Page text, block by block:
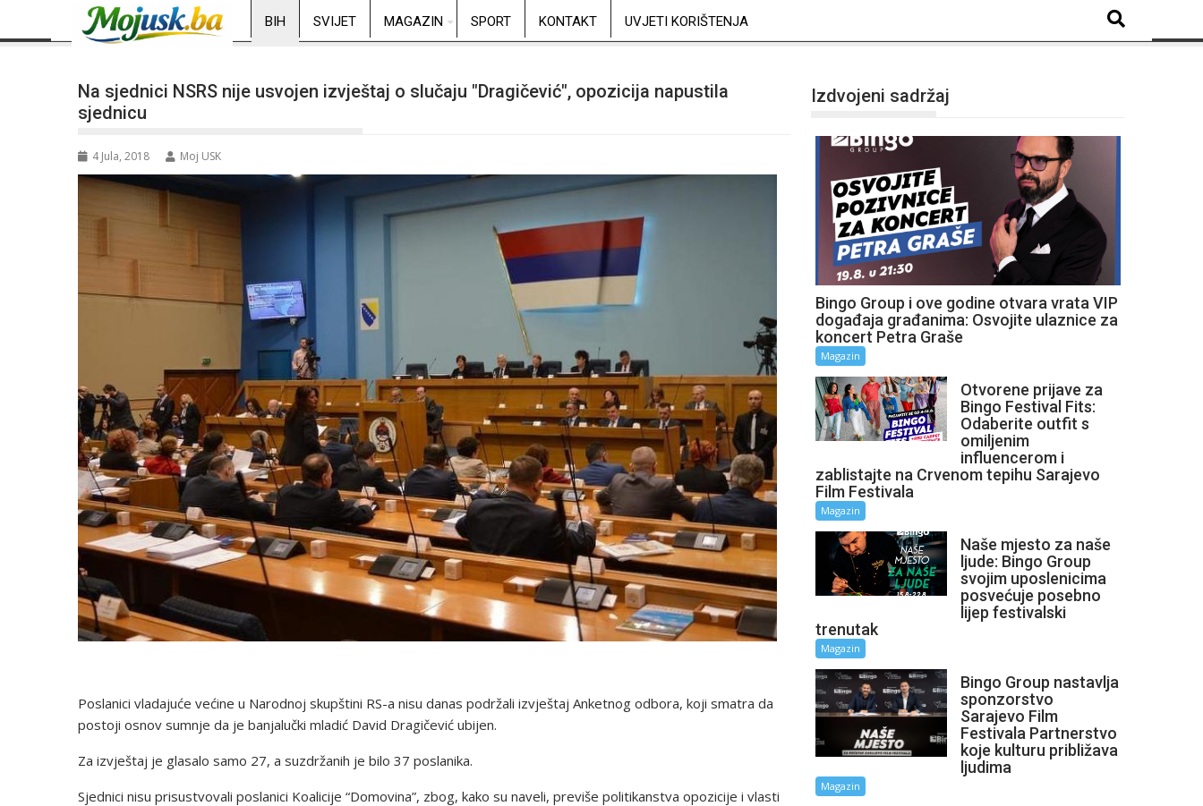
BIH SVIJET MAGAZIN SPORT KONTAKT UVJETI KORIŠTENJA
Na sjednici NSRS nije usvojen izvještaj o slučaju "Dragičević", opozicija napustila
sjednicu
4 Jula, 2018 Moj USK
Poslanici vladajuće većine u Narodnoj skupštini RS-a nisu danas podržali izvještaj Anketnog odbora, koji smatra da
postoji osnov sumnje da je banjalučki mladić David Dragičević ubijen.
Za izvještaj je glasalo samo 27, a suzdržanih je bilo 37 poslanika.
Sjednici nisu prisustvovali poslanici Koalicije “Domovina”, zbog, kako su naveli, previše politikanstva opozicije i vlasti
Izdvojeni sadržaj
Bingo Group i ove godine otvara vrata VIP
događaja građanima: Osvojite ulaznice za
koncert Petra Graše
Magazin
Otvorene prijave za
Bingo Festival Fits:
Odaberite outfit s
omiljenim
influencerom i
zablistajte na Crvenom tepihu Sarajevo
Film Festivala
Magazin
Naše mjesto za naše
ljude: Bingo Group
svojim uposlenicima
posvećuje posebno
lijep festivalski
trenutak
Magazin
Bingo Group nastavlja
sponzorstvo
Sarajevo Film
Festivala Partnerstvo
koje kulturu približava
ljudima
Magazin